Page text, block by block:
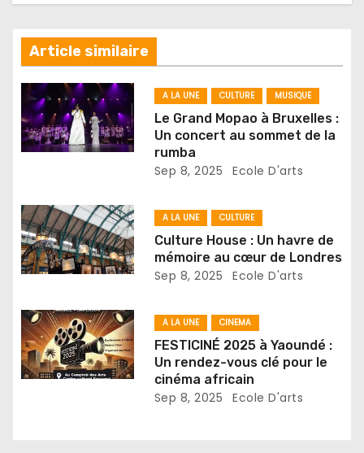
n
d
e
l
a
r
i
c
Article similaire
A LA UNE CULTURE MUSIQUE
Le Grand Mopao à Bruxelles :
Un concert au sommet de la
rumba
Sep 8, 2025 Ecole D'arts
A LA UNE CULTURE
Culture House : Un havre de
mémoire au cœur de Londres
Sep 8, 2025 Ecole D'arts
A LA UNE CINEMA
FESTICINÉ 2025 à Yaoundé :
Un rendez-vous clé pour le
cinéma africain
Sep 8, 2025 Ecole D'arts